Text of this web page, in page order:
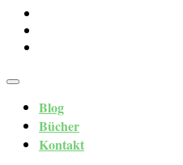
Blog
Bücher
Kontakt